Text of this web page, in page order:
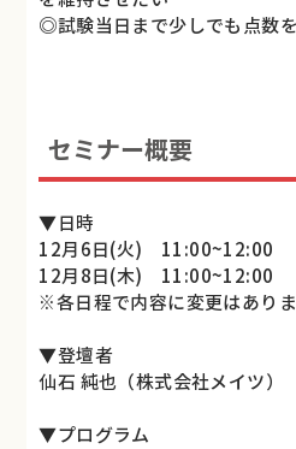
◎試験当日まで少しでも点数
セミナー概要
▼日時
12月6日(火) 11:00~12:00
12月8日(木) 11:00~12:00
※各日程で内容に変更はありま
▼登壇者
仙石 純也（株式会社メイツ）
▼プログラム